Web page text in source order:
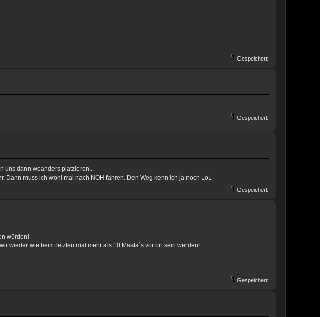
Gespeichert
Gespeichert
uns dann woanders platzieren...
Dann muss ich wohl mal nach NOH fahren. Den Weg kenn ich ja noch LoL
Gespeichert
würden!
wieder wie beim letzten mal mehr als 10 Masta´s vor ort sein werden!
Gespeichert